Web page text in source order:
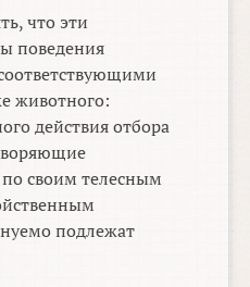
что эти
поведения
животного:
действия отбора
своим телесным
подлежат